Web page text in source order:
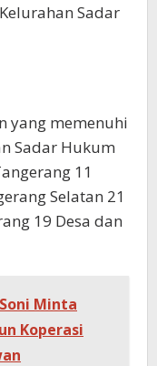
Sadar
yang memenuhi
Sadar Hukum
11
Selatan 21
19 Desa dan
Minta
Koperasi